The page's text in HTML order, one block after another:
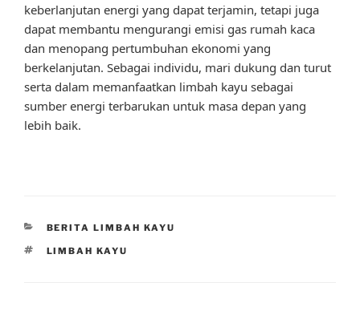
keberlanjutan energi yang dapat terjamin, tetapi juga
dapat membantu mengurangi emisi gas rumah kaca
dan menopang pertumbuhan ekonomi yang
berkelanjutan. Sebagai individu, mari dukung dan turut
serta dalam memanfaatkan limbah kayu sebagai
sumber energi terbarukan untuk masa depan yang
lebih baik.
CATEGORIES
BERITA LIMBAH KAYU
TAGS
LIMBAH KAYU